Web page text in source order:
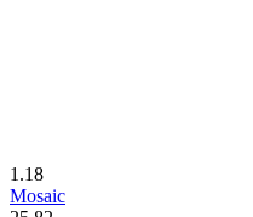
1.18
Mosaic